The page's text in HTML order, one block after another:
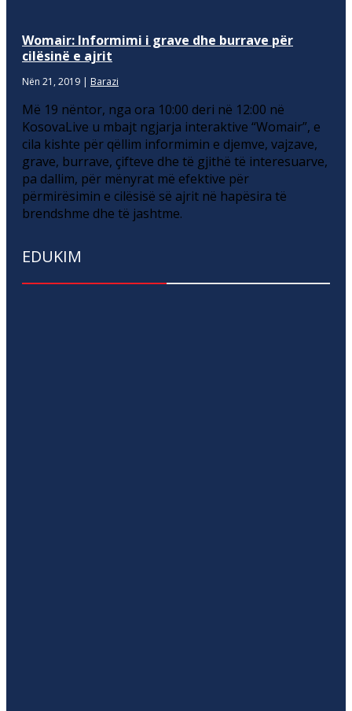
Womair: Informimi i grave dhe burrave për
cilësinë e ajrit
Nën 21, 2019 | Barazi
Më 19 nëntor, nga ora 10:00 deri në 12:00 në
KosovaLive u mbajt ngjarja interaktive “Womair”, e
cila kishte për qëllim informimin e djemve, vajzave,
grave, burrave, çifteve dhe të gjithë të interesuarve,
pa dallim, për mënyrat më efektive për
përmirësimin e cilësisë së ajrit në hapësira të
brendshme dhe të jashtme.
EDUKIM